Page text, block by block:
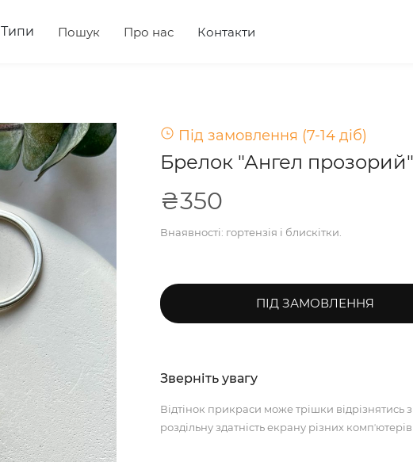
Типи Пошук Про нас Контакти
Під замовлення (7-14 діб)
Брелок "Ангел прозорий"
₴350
Внаявності: гортензія і блискітки.
ПІД ЗАМОВЛЕННЯ
Зверніть увагу
Відтінок прикраси може трішки відрізнятись
роздільну здатність екрану різних